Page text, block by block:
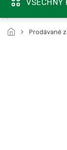
VŠECHNY
Prodávané